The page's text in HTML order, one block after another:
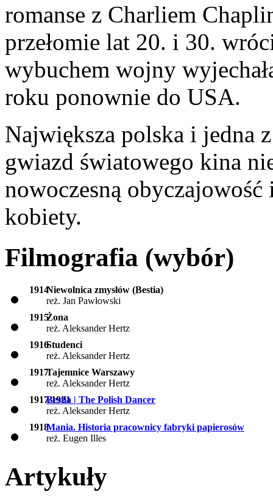
romanse z Charliem
przełomie lat 20. i 30.
wybuchem wojny
roku ponownie do USA.
Największa polska i jedna
gwiazd światowego kina
nowoczesną obyczajowość
kobiety.
Filmografia (wybór)
1914Niewolnica zmysłów (Bestia)
reż. Jan Pawłowski
1915Żona
reż. Aleksander Hertz
1916Studenci
reż. Aleksander Hertz
1917Tajemnice Warszawy
reż. Aleksander Hertz
1917/1921
Bestia | The Polish Dancer
reż. Aleksander Hertz
1918Mania. Historia pracownicy fabryki papierosów
reż. Eugen Illes
Artykuły